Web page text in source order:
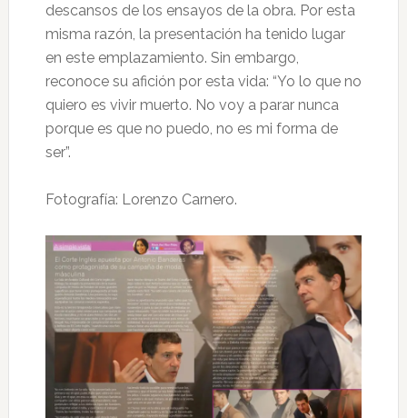
descansos de los ensayos de la obra. Por esta
misma razón, la presentación ha tenido lugar
en este emplazamiento. Sin embargo,
reconoce su afición por esta vida: “Yo lo que no
quiero es vivir muerto. No voy a parar nunca
porque es que no puedo, no es mi forma de
ser”.
Fotografía: Lorenzo Carnero.